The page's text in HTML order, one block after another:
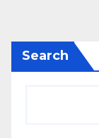
Search